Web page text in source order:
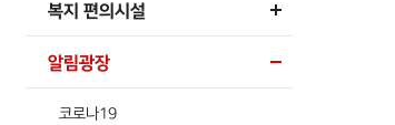
복지 편의시설
알림광장
코로나19